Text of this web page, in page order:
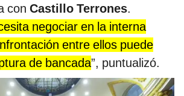
con Castillo Terrones.
negociar en la interna
entre ellos puede
de bancada”, puntualizó.